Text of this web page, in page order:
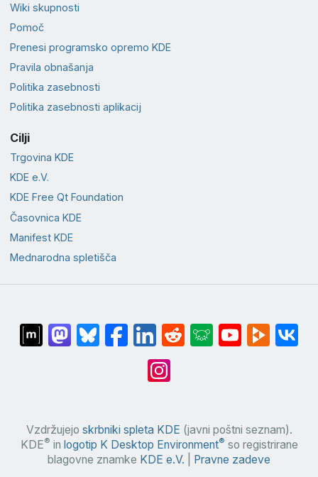
Wiki skupnosti
Pomoč
Prenesi programsko opremo KDE
Pravila obnašanja
Politika zasebnosti
Politika zasebnosti aplikacij
Cilji
Trgovina KDE
KDE e.V.
KDE Free Qt Foundation
Časovnica KDE
Manifest KDE
Mednarodna spletišča
Vzdržujejo skrbniki spleta KDE (javni poštni seznam).
KDE® in logotip K Desktop Environment® so registrirane
blagovne znamke KDE e.V. Pravne zadeve